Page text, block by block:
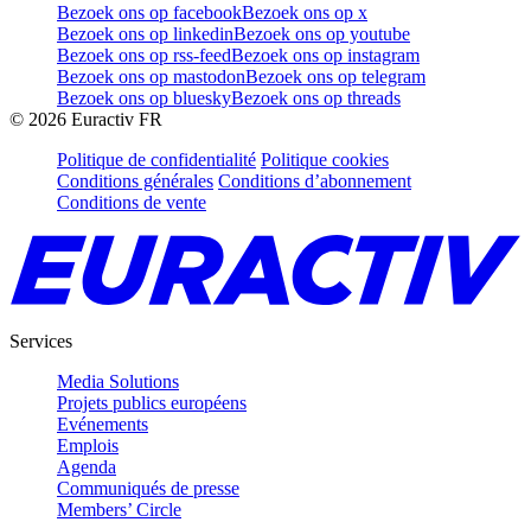
Bezoek ons op facebookBezoek ons op x
Bezoek ons op linkedinBezoek ons op youtube
Bezoek ons op rss-feedBezoek ons op instagram
Bezoek ons op mastodonBezoek ons op telegram
Bezoek ons op blueskyBezoek ons op threads
© 2026 Euractiv FR
Politique de confidentialité Politique cookies
Conditions générales Conditions d’abonnement
Conditions de vente
Services
Media Solutions
Projets publics européens
Evénements
Emplois
Agenda
Communiqués de presse
Members’ Circle